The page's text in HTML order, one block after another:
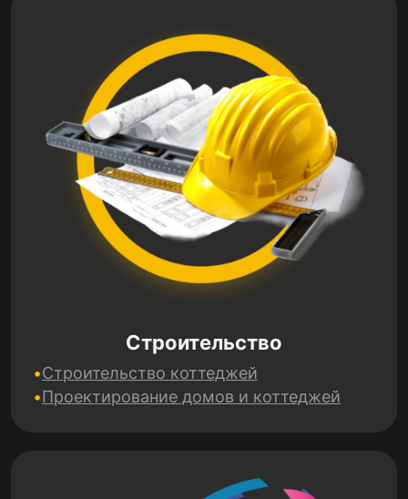
Строительство
Строительство коттеджей
Проектирование домов и коттеджей